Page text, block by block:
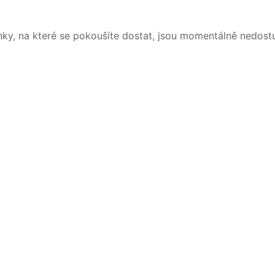
na které se pokoušíte dostat, jsou momentálně